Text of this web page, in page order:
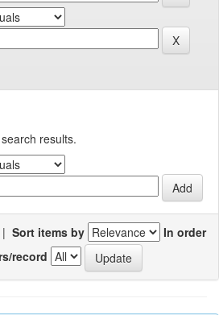
results.
| Sort items by
In order
record